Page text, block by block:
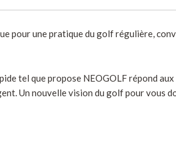
pour une pratique du golf régulière,
tel que propose NEOGOLF répond aux
Un nouvelle vision du golf pour vous